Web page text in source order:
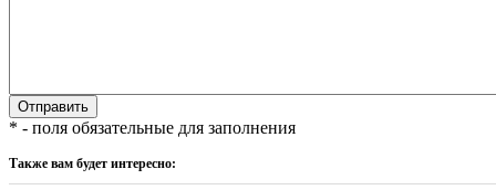
* - поля обязательные для заполнения
Также вам будет интересно: